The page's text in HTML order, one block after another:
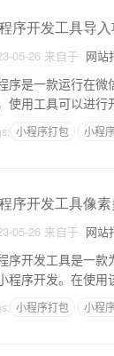
序开发工具导
05-26 来自于 网站
序是一款运行在微
使用工具可以进行
白的情况，接下来
小程序打包 小程
序开发工具像素
05-26 来自于 网站
序开发工具是一款
程序开发。在使用
实涉及到了几个方
小程序打包 小程